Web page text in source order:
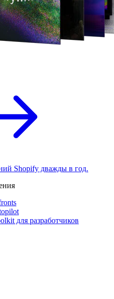
Shopify дважды в год.
для разработчиков